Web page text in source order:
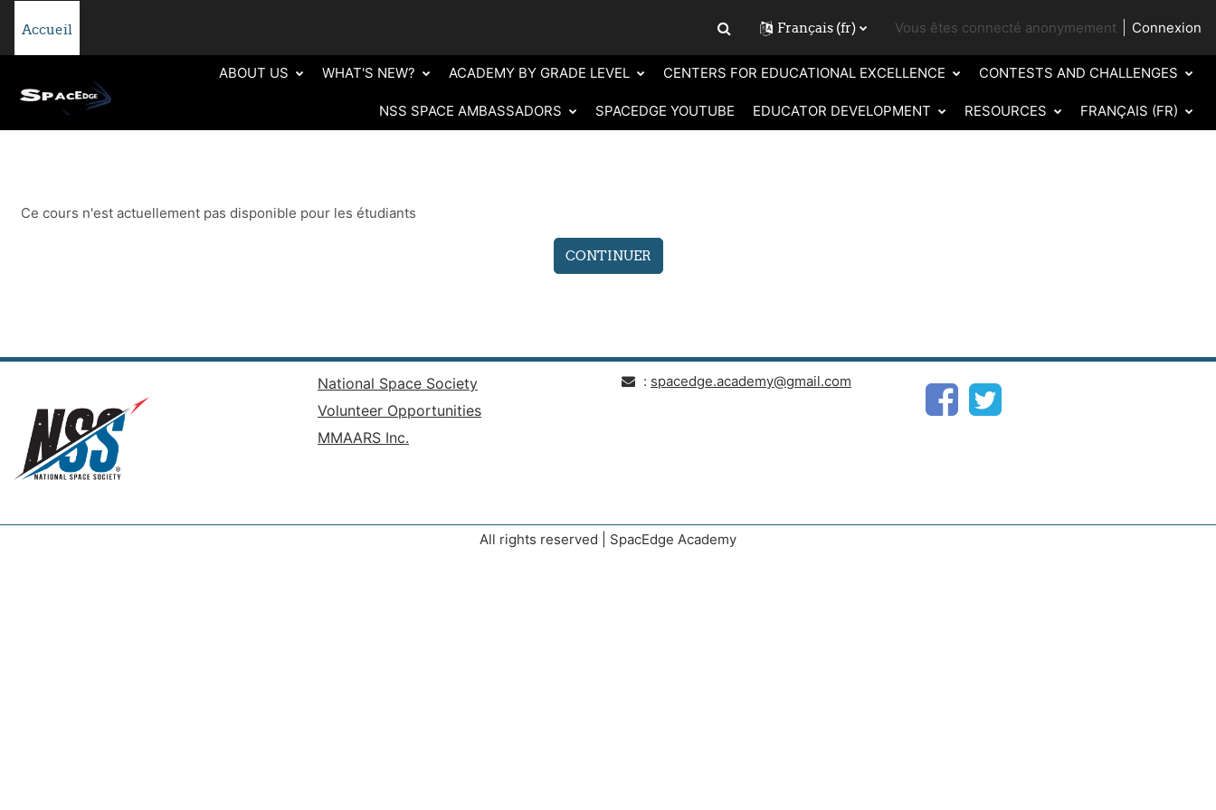
Accueil
Activer/désactiver la saisie de recherche
Français ‎(fr)‎ Vous êtes connecté anonymement Connexion
ABOUT US WHAT'S NEW? ACADEMY BY GRADE LEVEL CENTERS FOR EDUCATIONAL EXCELLENCE CONTESTS AND CHALLENGES
NSS SPACE AMBASSADORS SPACEDGE YOUTUBE EDUCATOR DEVELOPMENT RESOURCES FRANÇAIS ‎(FR)‎
Ce cours n'est actuellement pas disponible pour les étudiants
CONTINUER
National Space Society
Volunteer Opportunities
MMAARS Inc.
: spacedge.academy@gmail.com
All rights reserved | SpacEdge Academy